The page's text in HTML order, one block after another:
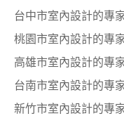
台中市室內設計的專
桃園市室內設計的專
高雄市室內設計的專
台南市室內設計的專
新竹市室內設計的專